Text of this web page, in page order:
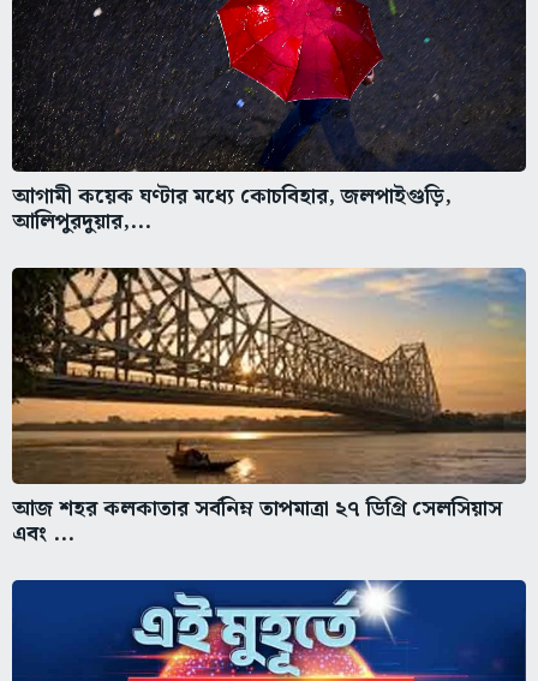
আগামী কয়েক ঘণ্টার মধ্যে কোচবিহার, জলপাইগুড়ি,
আলিপুরদুয়ার,...
আজ শহর কলকাতার সর্বনিম্ন তাপমাত্রা ২৭ ডিগ্রি সেলসিয়াস
এবং ...